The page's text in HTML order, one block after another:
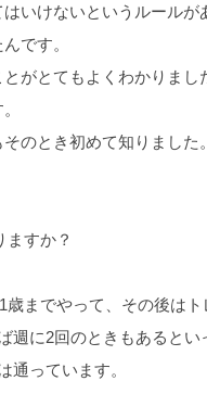
いけないというルール
です。
がとてもよくわかりまし
のとき初めて知りました
すか？
歳までやって、その後は
週に2回のときもあると
通っています。